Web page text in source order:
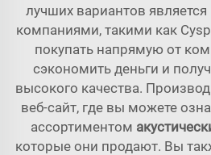
лучших вариантов
компаниями, такими как
покупать напрямую от
сэкономить деньги и
высокого качества.
веб-сайт, где вы можете
ассортиментом
которые они продают. Вы